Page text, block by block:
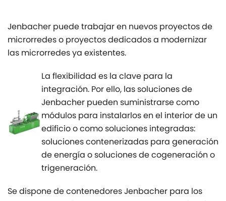
Jenbacher puede trabajar en nuevos proyectos de
microrredes o proyectos dedicados a modernizar
las microrredes ya existentes.
La flexibilidad es la clave para la
integración. Por ello, las soluciones de
Jenbacher pueden suministrarse como
módulos para instalarlos en el interior de un
edificio o como soluciones integradas:
soluciones contenerizadas para generación
de energía o soluciones de cogeneración o
trigeneración.
Se dispone de contenedores Jenbacher para los